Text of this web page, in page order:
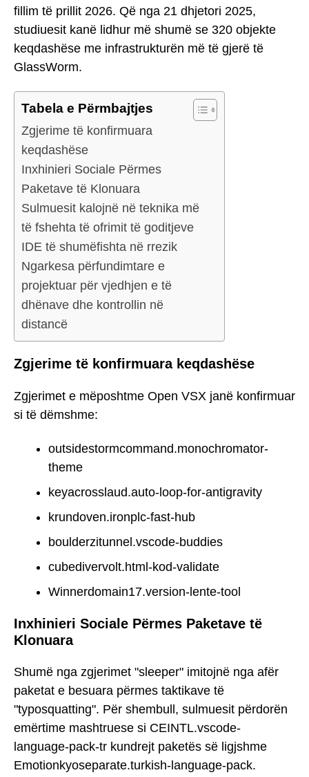
fillim të prillit 2026. Që nga 21 dhjetori 2025,
studiuesit kanë lidhur më shumë se 320 objekte
keqdashëse me infrastrukturën më të gjerë të
GlassWorm.
Tabela e Përmbajtjes
Zgjerime të konfirmuara
keqdashëse
Inxhinieri Sociale Përmes
Paketave të Klonuara
Sulmuesit kalojnë në teknika më
të fshehta të ofrimit të goditjeve
IDE të shumëfishta në rrezik
Ngarkesa përfundimtare e
projektuar për vjedhjen e të
dhënave dhe kontrollin në
distancë
Zgjerime të konfirmuara keqdashëse
Zgjerimet e mëposhtme Open VSX janë konfirmuar
si të dëmshme:
outsidestormcommand.monochromator-
theme
keyacrosslaud.auto-loop-for-antigravity
krundoven.ironplc-fast-hub
boulderzitunnel.vscode-buddies
cubedivervolt.html-kod-validate
Winnerdomain17.version-lente-tool
Inxhinieri Sociale Përmes Paketave të
Klonuara
Shumë nga zgjerimet "sleeper" imitojnë nga afër
paketat e besuara përmes taktikave të
"typosquatting". Për shembull, sulmuesit përdorën
emërtime mashtruese si CEINTL.vscode-
language-pack-tr kundrejt paketës së ligjshme
Emotionkyoseparate.turkish-language-pack.